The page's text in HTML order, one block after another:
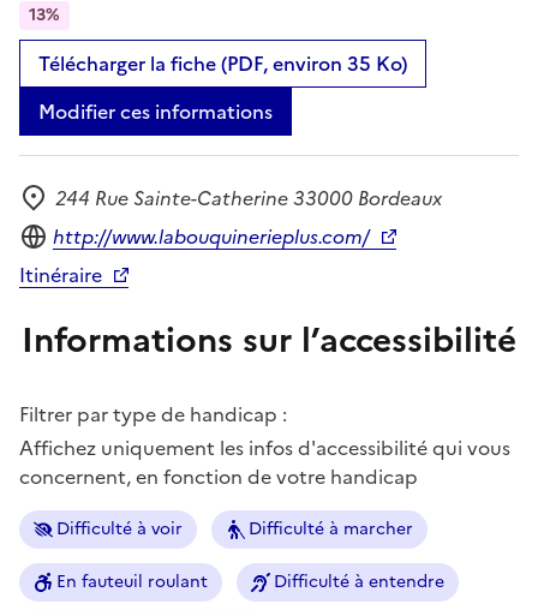
13%
Télécharger la fiche (PDF, environ 35 Ko)
Modifier ces informations
Adresse
244 Rue Sainte-Catherine 33000 Bordeaux
Site internet
http://www.labouquinerieplus.com/
Itinéraire
Informations sur l’accessibilité
Filtrer par type de handicap :
Affichez uniquement les infos d'accessibilité qui vous
concernent, en fonction de votre handicap
Difficulté à voir Difficulté à marcher
En fauteuil roulant Difficulté à entendre